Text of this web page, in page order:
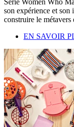
Série Women Who
son expérience et son
construire le métavers
EN SAVOIR